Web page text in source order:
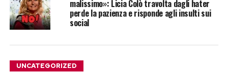
malissimo»: Licia Colò travolta dagli hater
perde la pazienza e risponde agli insulti sui
social
UNCATEGORIZED